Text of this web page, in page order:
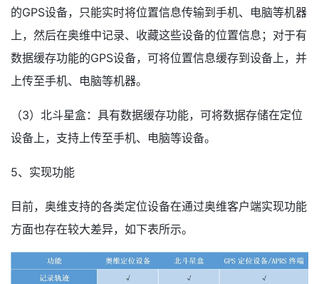
的GPS设备，只能实时将位置信息传输到手机、电脑等机器
上，然后在奥维中记录、收藏这些设备的位置信息；对于有
数据缓存功能的GPS设备，可将位置信息缓存到设备上，并
上传至手机、电脑等机器。
（3）北斗星盒：具有数据缓存功能，可将数据存储在定位
设备上，支持上传至手机、电脑等设备。
5、实现功能
目前，奥维支持的各类定位设备在通过奥维客户端实现功能
方面也存在较大差异，如下表所示。